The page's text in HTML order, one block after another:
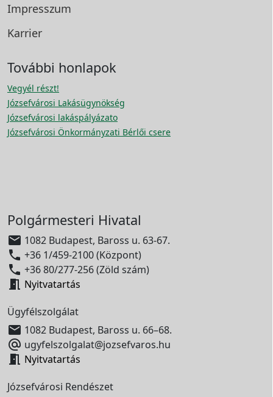
Impresszum
Karrier
További honlapok
Vegyél részt!
Józsefvárosi Lakásügynökség
Józsefvárosi lakáspályázato
Józsefvárosi Önkormányzati Bérlői csere
Polgármesteri Hivatal
 1082 Budapest, Baross u. 63-67.
 +36 1/459-2100 (Központ)
 +36 80/277-256 (Zöld szám)
 Nyitvatartás
Ügyfélszolgálat
 1082 Budapest, Baross u. 66–68.
 ugyfelszolgalat@jozsefvaros.hu
 Nyitvatartás
Józsefvárosi Rendészet